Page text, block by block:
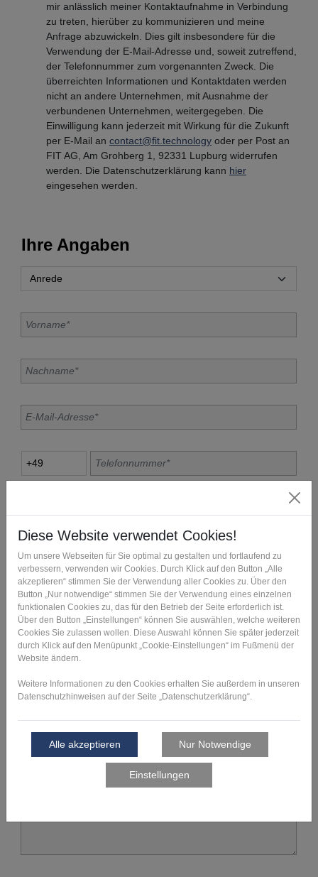
mir anlässlich meiner Kontaktaufnahme in Verbindung
zu treten, hierüber zu kommunizieren und meine
Anfrage abzuwickeln. Dies gilt insbesondere für die
Verwendung der E-Mail-Adresse und, soweit zutreffend,
der Telefonnummer zum vorgenannten Zweck. Die
überreichten Informationen und Kontaktdaten werden
nicht an andere Unternehmen, mit Ausnahme der
verbundenen Unternehmen, weitergegeben. Die
Einwilligung kann jederzeit mit Wirkung für die Zukunft
per E-Mail an contact@fit.technology oder per Post an
FIT AG, Am Grohberg 1, 92331 Lupburg widerrufen
werden. Die Datenschutzerklärung kann hier
eingesehen werden.
Ihre Angaben